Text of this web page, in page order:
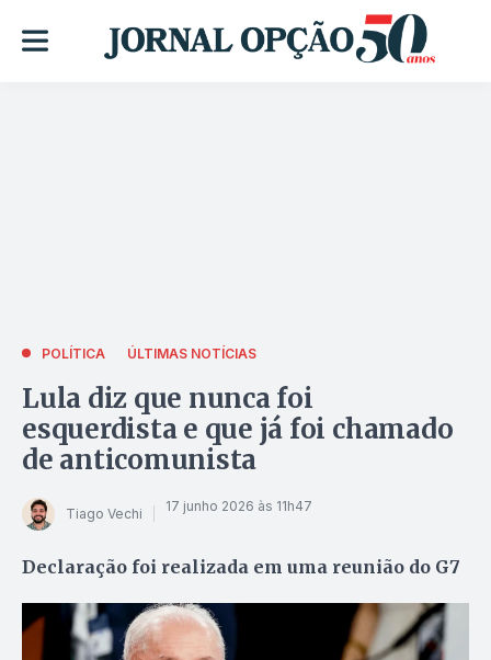
POLÍTICA ÚLTIMAS NOTÍCIAS
Lula diz que nunca foi
esquerdista e que já foi chamado
de anticomunista
Tiago Vechi 17 junho 2026 às 11h47
Declaração foi realizada em uma reunião do G7